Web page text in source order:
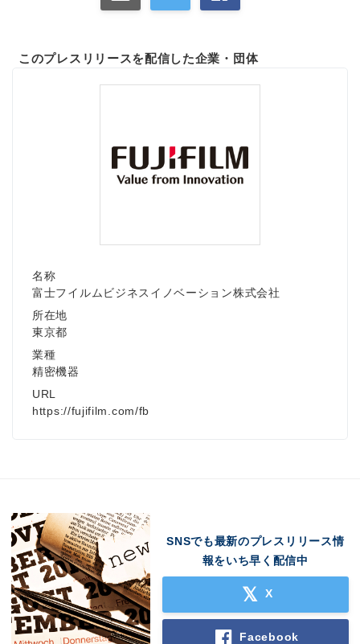
このプレスリリースを配信した企業・団体
名称
富士フイルムビジネスイノベーション株式会社
所在地
東京都
業種
精密機器
URL
https://fujifilm.com/fb
SNSでも最新のプレスリリース情
報をいち早く配信中
X
Facebook